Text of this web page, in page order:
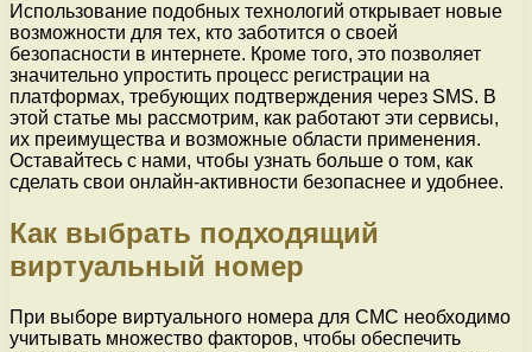
Использование подобных технологий открывает новые
возможности для тех, кто заботится о своей
безопасности в интернете. Кроме того, это позволяет
значительно упростить процесс регистрации на
платформах, требующих подтверждения через SMS. В
этой статье мы рассмотрим, как работают эти сервисы,
их преимущества и возможные области применения.
Оставайтесь с нами, чтобы узнать больше о том, как
сделать свои онлайн-активности безопаснее и удобнее.
Как выбрать подходящий
виртуальный номер
При выборе виртуального номера для СМС необходимо
учитывать множество факторов, чтобы обеспечить